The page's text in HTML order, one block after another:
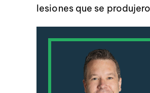
lesiones que se